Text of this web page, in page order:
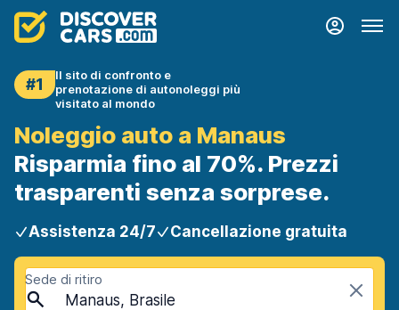
#1
Il sito di confronto e
prenotazione di autonoleggi più
visitato al mondo
Noleggio auto a Manaus
Risparmia fino al 70%. Prezzi
trasparenti senza sorprese.
Assistenza 24/7 Cancellazione gratuita
Sede di ritiro
Manaus, Brasile